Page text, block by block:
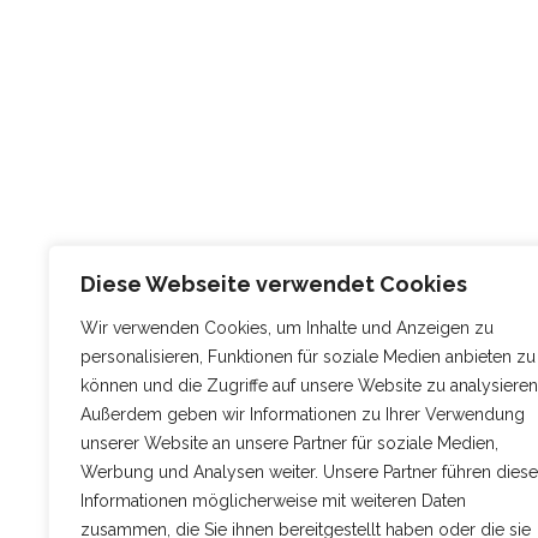
Diese Webseite verwendet Cookies
Wir verwenden Cookies, um Inhalte und Anzeigen zu
personalisieren, Funktionen für soziale Medien anbieten zu
können und die Zugriffe auf unsere Website zu
Außerdem geben wir Informationen zu Ihrer Verwendung
unserer Website an unsere Partner für soziale Medien,
Werbung und Analysen weiter. Unsere Partner führen diese
Informationen möglicherweise mit weiteren Daten
zusammen, die Sie ihnen bereitgestellt haben oder die sie